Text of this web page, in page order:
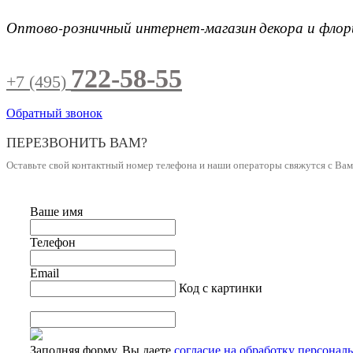
Оптово-розничный интернет-магазиндекора и
+7 (495) 722-58-55
Обратный звонок
ПЕРЕЗВОНИТЬ ВАМ?
Оставьте свой контактный номер телефона и наши операторы свяжутся с
Ваше имя
Телефон
Email
Код с картинки
Заполняя форму, Вы даете согласие на обработку